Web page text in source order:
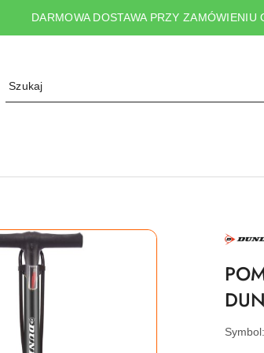
DARMOWA DOSTAWA PRZY ZAMÓWIENIU
NAZWA
Symbol: